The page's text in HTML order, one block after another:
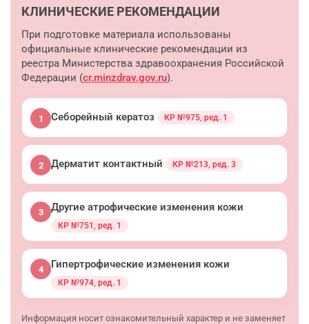
КЛИНИЧЕСКИЕ РЕКОМЕНДАЦИИ
При подготовке материала использованы
официальные клинические рекомендации из
реестра Министерства здравоохранения Российской
Федерации (cr.minzdrav.gov.ru).
1 Себорейный кератоз КР №975, ред. 1
2 Дерматит контактный КР №213, ред. 3
3 Другие атрофические изменения кожи
КР №751, ред. 1
4 Гипертрофические изменения кожи
КР №974, ред. 1
Информация носит ознакомительный характер и не заменяет